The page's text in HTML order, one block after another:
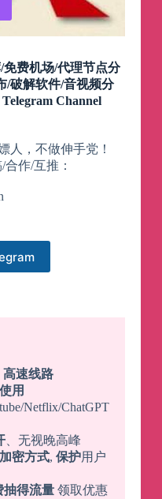
费机场/代理节点分
/破解软件/音视频分
Channel
人，不做伸手党！
合作/互推：
高速线路
用
Netflix/ChatGPT
、无视晚高峰
加密方式, 保护用户
抽得流量领取优惠